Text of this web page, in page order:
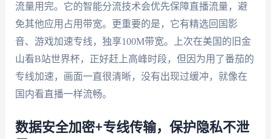
流量用完。它的智能分流技术会优先保障直播流量，避
免其他应用占用带宽。更重要的是，它有精选回国影
音、游戏加速专线，独享100M带宽。上次在美国的旧金
山看B站世界杯，正好赶上高峰时段，但因为用了番茄的
专线加速，画面一直很清晰，没有出现过缓冲，就像在
国内看直播一样流畅。
数据安全加密+专线传输，保护隐私不泄